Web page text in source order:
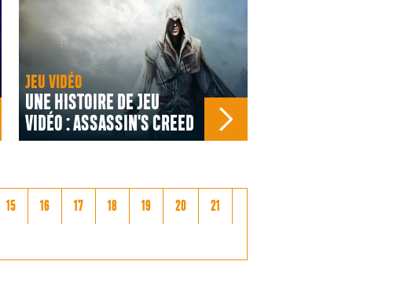
JEU VIDÉO
UNE HISTOIRE DE JEU
VIDÉO : ASSASSIN'S CREED
15 16 17 18 19 20 21